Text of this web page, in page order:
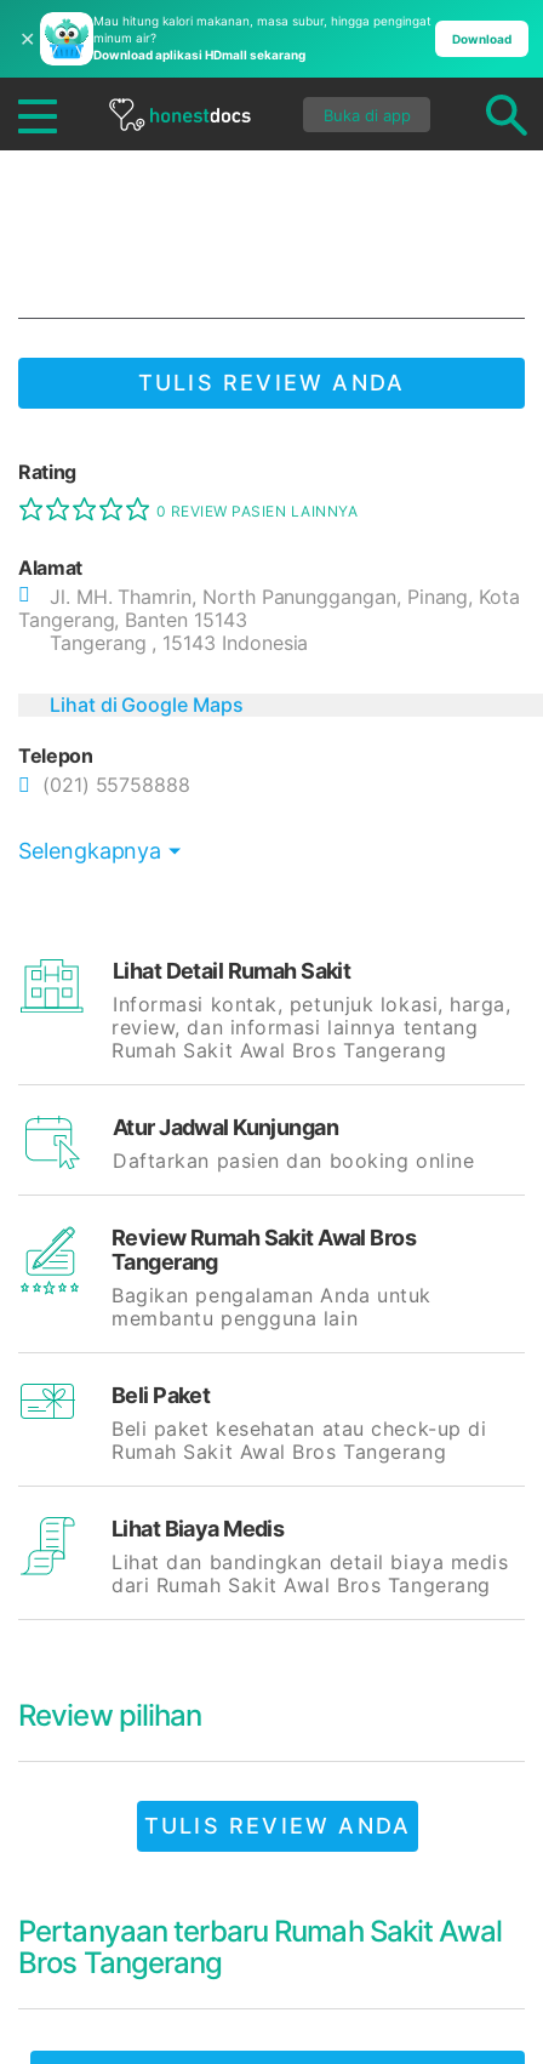
✕
Mau hitung kalori makanan, masa subur, hingga pengingat
minum air?
Download aplikasi HDmall sekarang
Download
Buka di app
TULIS REVIEW ANDA
Rating
0 REVIEW PASIEN LAINNYA
Alamat
Jl. MH. Thamrin, North Panunggangan, Pinang, Kota
Tangerang, Banten 15143
Tangerang , 15143 Indonesia
Lihat di Google Maps
Telepon
(021) 55758888
Selengkapnya
Lihat Detail Rumah Sakit
Informasi kontak, petunjuk lokasi, harga,
review, dan informasi lainnya tentang
Rumah Sakit Awal Bros Tangerang
Atur Jadwal Kunjungan
Daftarkan pasien dan booking online
Review Rumah Sakit Awal Bros
Tangerang
Bagikan pengalaman Anda untuk
membantu pengguna lain
Beli Paket
Beli paket kesehatan atau check-up di
Rumah Sakit Awal Bros Tangerang
Lihat Biaya Medis
Lihat dan bandingkan detail biaya medis
dari Rumah Sakit Awal Bros Tangerang
Review pilihan
TULIS REVIEW ANDA
Pertanyaan terbaru Rumah Sakit Awal
Bros Tangerang